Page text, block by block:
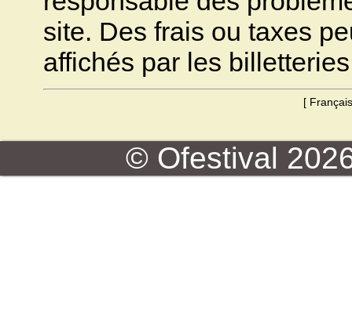
site. Des frais ou taxes
affichés par les
[ Français
© Ofestival